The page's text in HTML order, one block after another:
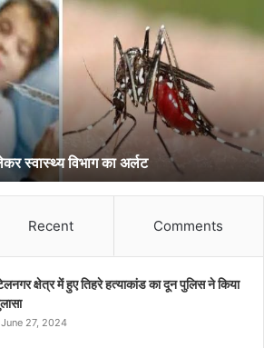
स्वास्थ्य विभाग का अर्लट
Recent Comments
क्षेत्र में हुए तिहरे हत्याकांड का दून पुलिस ने किया
June 27, 2024